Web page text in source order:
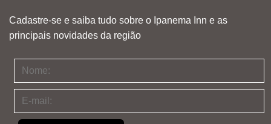
Cadastre-se e saiba tudo sobre o Ipanema Inn e as
principais novidades da região